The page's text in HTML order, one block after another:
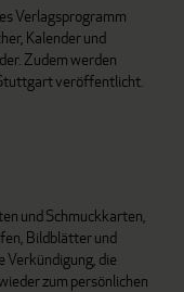
Verlagsprogramm
Kalender und
Zudem werden
veröffentlicht.
und Schmuckkarten,
Bildblätter und
Verkündigung, die
zum persönlichen